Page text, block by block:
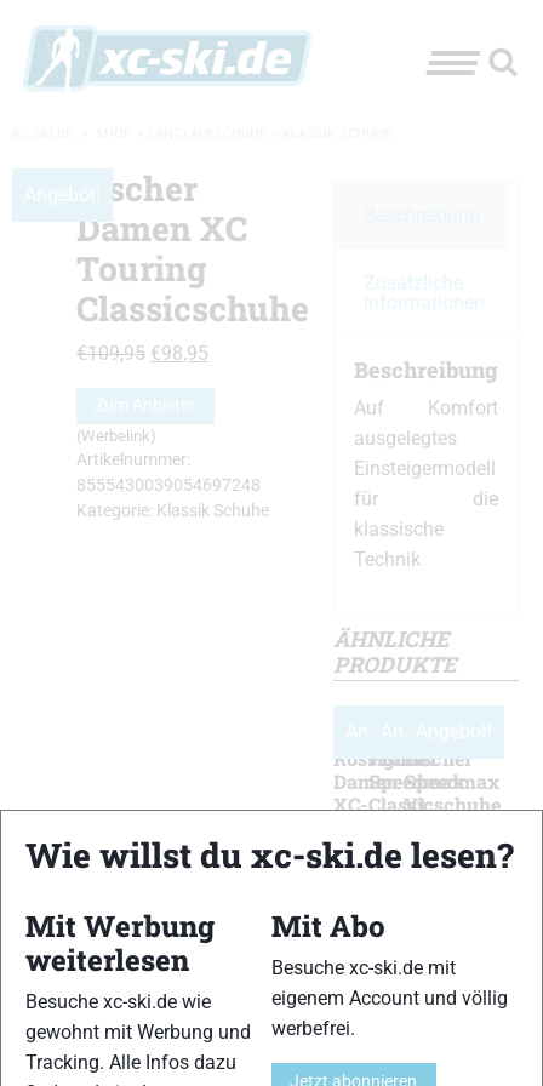
Angebot!Fischer
Damen XC
Touring
Classicschuhe
€109,95 Ursprünglicher
Preis
war:
€109,95
€98,95
Preis
Zum Anbieter
(Werbelink)
Artikelnummer:
8555430039054697248
Kategorie: Klassik Schuhe
Zusätzliche
Informationen
Beschreibung
Auf Komfort
ausgelegtes
Einsteigermodell
für die
klassische
Technik
ÄHNLICHE
PRODUKTE
Angebot!
Rossignol
Damen
XC-
Classicschuhe
Ursprünglicher
Preis
war:
€134,95
€ 70,60
Aktueller
Preis
ist:
€70,60.
Details
Angebot!
Fischer
Speedmax
Classicschuhe
€499,95
Ursprünglicher
war:
€499,95
€225,20
Preis
ist:Details
Angebot!
Fischer
Speedmax
V1
€499,95
€499,95
ist:
€225,20.
Details
xc-ski.de ist DAS deutschsprachige Portal mit aktuellen
Wie willst du xc-ski.de lesen?
Mit Werbung
weiterlesen
Besuche xc-ski.de wie
gewohnt mit Werbung und
Tracking. Alle Infos dazu
Mit Abo
Besuche xc-ski.de mit
eigenem Account und völlig
werbefrei.
Jetzt abonnieren